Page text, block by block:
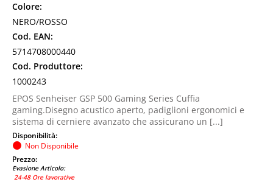
Colore:
NERO/ROSSO
Cod. EAN:
5714708000440
Cod. Produttore:
1000243
EPOS Senheiser GSP 500 Gaming Series Cuffia
gaming.Disegno acustico aperto, padiglioni ergonomici e
sistema di cerniere avanzato che assicurano un [...]
Disponibilità:
Non Disponibile
Prezzo:
Evasione Articolo:
24-48 Ore lavorative